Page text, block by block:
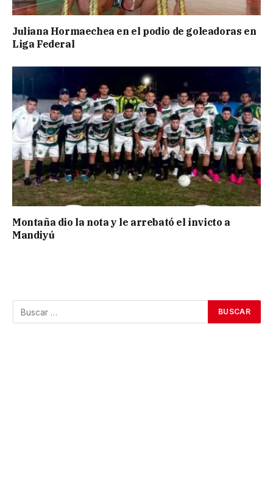
Juliana Hormaechea en el podio de goleadoras en
Liga Federal
Montaña dio la nota y le arrebató el invicto a
Mandiyú